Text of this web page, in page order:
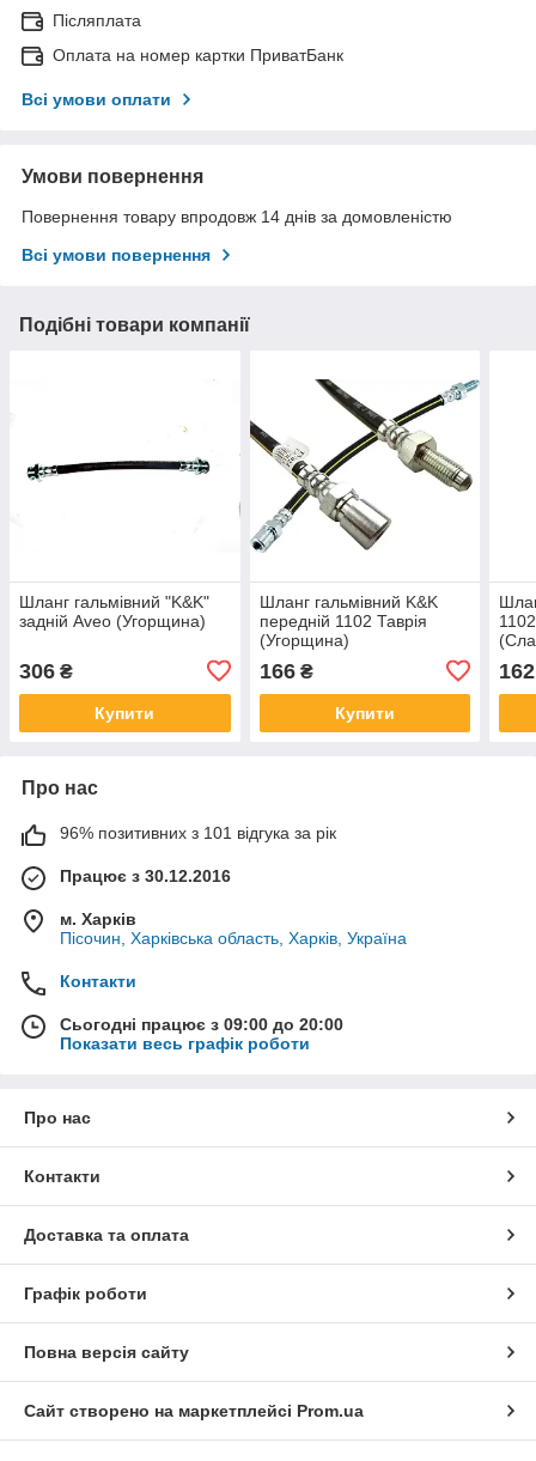
Післяплата
Оплата на номер картки ПриватБанк
Всі умови оплати
Умови повернення
Повернення товару впродовж 14 днів за домовленістю
Всі умови повернення
Подібні товари компанії
Шланг гальмівний "K&K"
задній Aveo (Угорщина)
306 ₴
Купити
Шланг гальмівний K&K
передній 1102 Таврія
(Угорщина)
166₴
Купити
162
Про нас
96% позитивних з 101 відгука за рік
Працює з 30.12.2016
м. Харків
Пісочин, Харківська область, Харків, Україна
Контакти
Сьогодні працює з 09:00 до 20:00
Показати весь графік роботи
Про нас
Контакти
Доставка та оплата
Графік роботи
Повна версія сайту
Сайт створено на маркетплейсі Prom.ua